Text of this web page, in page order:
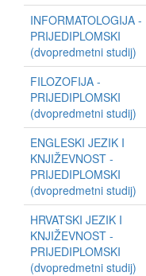
INFORMATOLOGIJA -
PRIJEDIPLOMSKI
(dvopredmetni studij)
FILOZOFIJA -
PRIJEDIPLOMSKI
(dvopredmetni studij)
ENGLESKI JEZIK I
KNJIŽEVNOST -
PRIJEDIPLOMSKI
(dvopredmetni studij)
HRVATSKI JEZIK I
KNJIŽEVNOST -
PRIJEDIPLOMSKI
(dvopredmetni studij)